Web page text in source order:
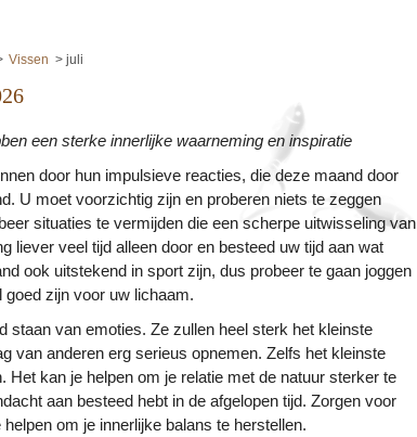
Vissen juli
een sterke innerlijke waarneming en inspiratie
door hun impulsieve reacties, die deze maand door
U moet voorzichtig zijn en proberen niets te zeggen
situaties te vermijden die een scherpe uitwisseling van
liever veel tijd alleen door en besteed uw tijd aan wat
ook uitstekend in sport zijn, dus probeer te gaan joggen
zijn voor uw lichaam.
staan van emoties. Ze zullen heel sterk het kleinste
van anderen erg serieus opnemen. Zelfs het kleinste
kan je helpen om je relatie met de natuur sterker te
aan besteed hebt in de afgelopen tijd. Zorgen voor
om je innerlijke balans te herstellen.